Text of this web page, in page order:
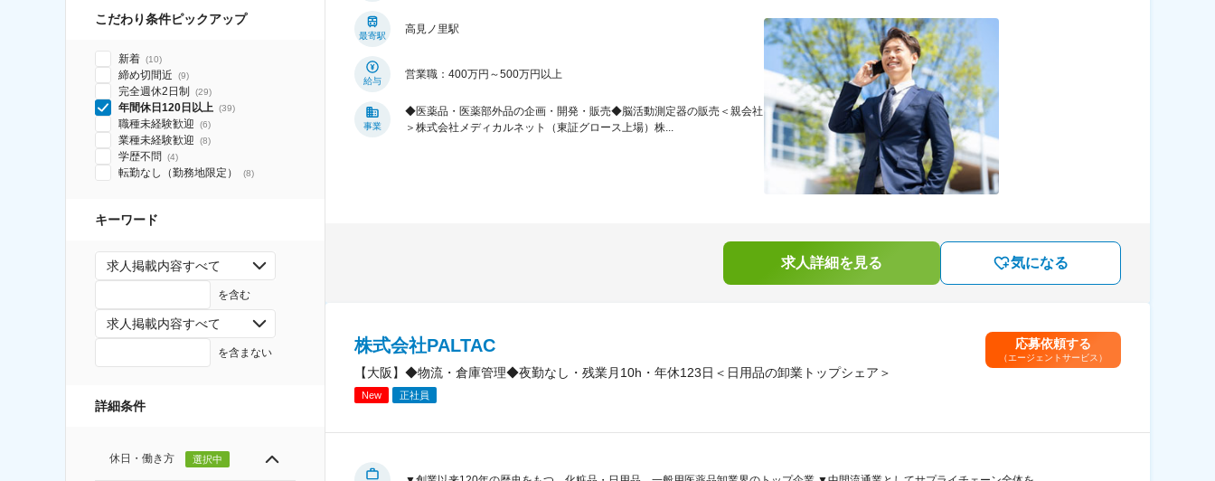
こだわり条件ピックアップ
新着 (10)
締め切間近 (9)
完全週休2日制 (29)
年間休日120日以上 (39)
職種未経験歓迎 (6)
業種未経験歓迎 (8)
学歴不問 (4)
転勤なし（勤務地限定） (8)
キーワード
求人掲載内容すべて
を含む
求人掲載内容すべて
を含まない
詳細条件
休日・働き方 選択中
最寄駅
高見ノ里駅
給与
営業職：400万円～500万円以上
事業
◆医薬品・医薬部外品の企画・開発・販売◆脳活動測定器の販売＜親会社
＞株式会社メディカルネット（東証グロース上場）株...
求人詳細を見る 気になる
株式会社PALTAC
【大阪】◆物流・倉庫管理◆夜勤なし・残業月10h・年休123日＜日用品の卸業トップシェア＞
New 正社員
応募依頼する
（エージェントサービス）